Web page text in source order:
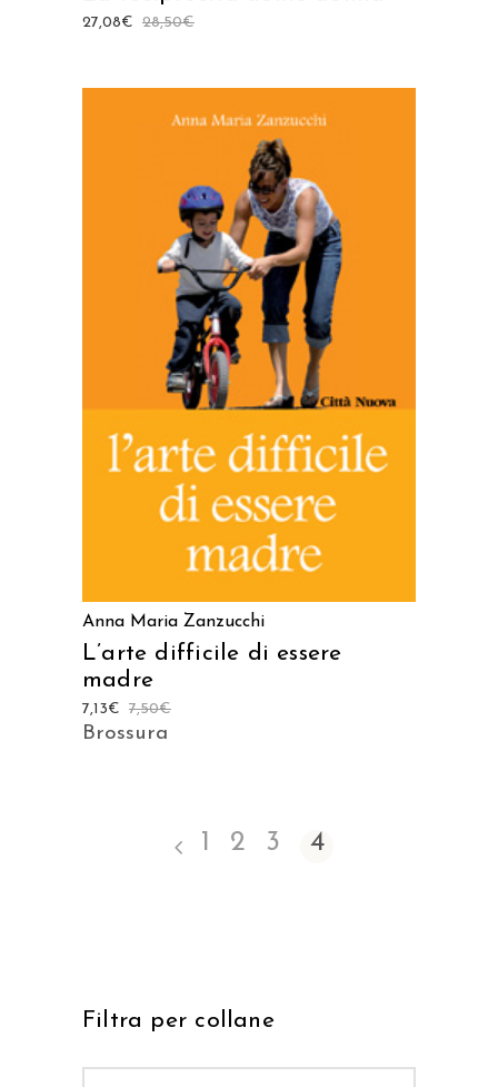
28,50€
27,08€
AGGIUNGI AL CARRELLO
Anna Maria Zanzucchi
L’arte difficile di essere
madre
7,50€
7,13€
Brossura
1 2 3 4
Filtra per collane